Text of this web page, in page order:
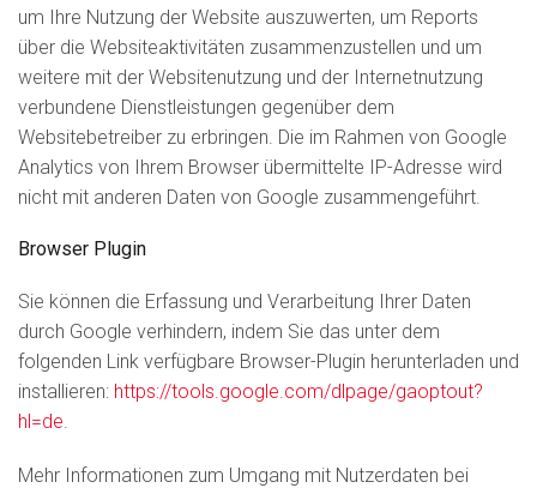
um Ihre Nutzung der Website auszuwerten, um Reports
über die Websiteaktivitäten zusammenzustellen und um
weitere mit der Websitenutzung und der Internetnutzung
verbundene Dienstleistungen gegenüber dem
Websitebetreiber zu erbringen. Die im Rahmen von Google
Analytics von Ihrem Browser übermittelte IP-Adresse wird
nicht mit anderen Daten von Google zusammengeführt.
Browser Plugin
Sie können die Erfassung und Verarbeitung Ihrer Daten
durch Google verhindern, indem Sie das unter dem
folgenden Link verfügbare Browser-Plugin herunterladen und
installieren: https://tools.google.com/dlpage/gaoptout?
hl=de.
Mehr Informationen zum Umgang mit Nutzerdaten bei